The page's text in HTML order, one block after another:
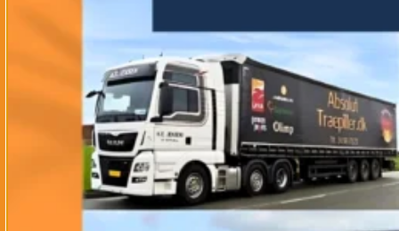
Ridebane
A-H
Calciumklorid 77/78%